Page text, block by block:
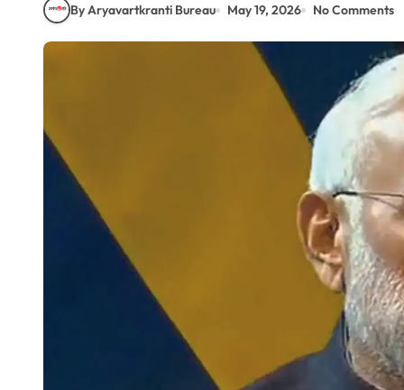
By Aryavartkranti Bureau May 19, 2026 No Comments